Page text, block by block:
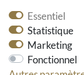
Essentiel
Statistique
Marketing
Fonctionnel